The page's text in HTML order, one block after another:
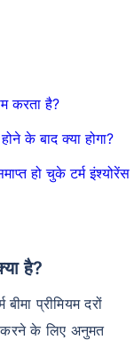
करता है?
के बाद क्या होगा?
हो चुके टर्म इंश्योरेंस
है?
प्रीमियम दरों
करने के लिए अनुमत